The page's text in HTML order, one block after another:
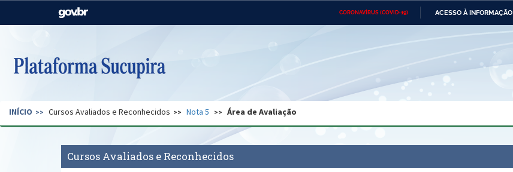
CORONAVÍRUS (COVID-19) ACESSO À INFORMAÇÃO
Casa Civil Ministério das Relações
Pecuária e Abastecimento
Ministério do Desenvolvimento
Regional
Secretaria de Governo Gabinete de Segurança Advocacia-Geral da União Banco Central do Brasil
INÍCIO Cursos Avaliados e Reconhecidos Nota 5 Área de Avaliação
Cursos Avaliados e Reconhecidos